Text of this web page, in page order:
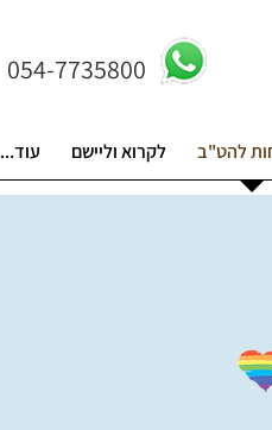
054-7735800
להט"ב לקרוא וליישם עוד...